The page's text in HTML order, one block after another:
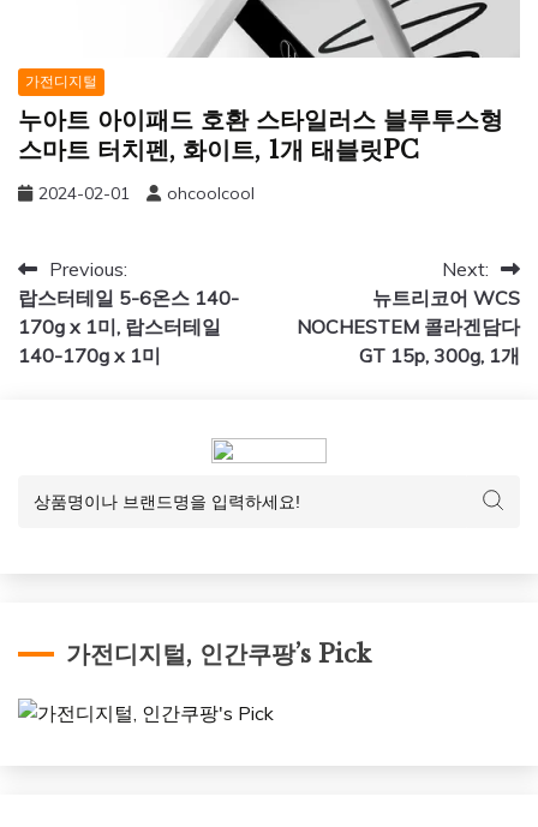
가전디지털
누아트 아이패드 호환 스타일러스 블루투스형
스마트 터치펜, 화이트, 1개 태블릿PC
2024-02-01 ohcoolcool
글
탐
색
Previous:
랍스터테일 5-6온스 140-
170g x 1미, 랍스터테일
140-170g x 1미
Next:
뉴트리코어 WCS
NOCHESTEM 콜라겐담다
GT 15p, 300g, 1개
가전디지털, 인간쿠팡’s Pick